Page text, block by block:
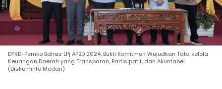
DPRD-Pemko Bahas LPj APBD 2024, Bukti Komitmen Wujudkan Tata kelola
Keuangan Daerah yang Transparan, Partisipatif, dan Akuntabel.
(Diskominfo Medan)